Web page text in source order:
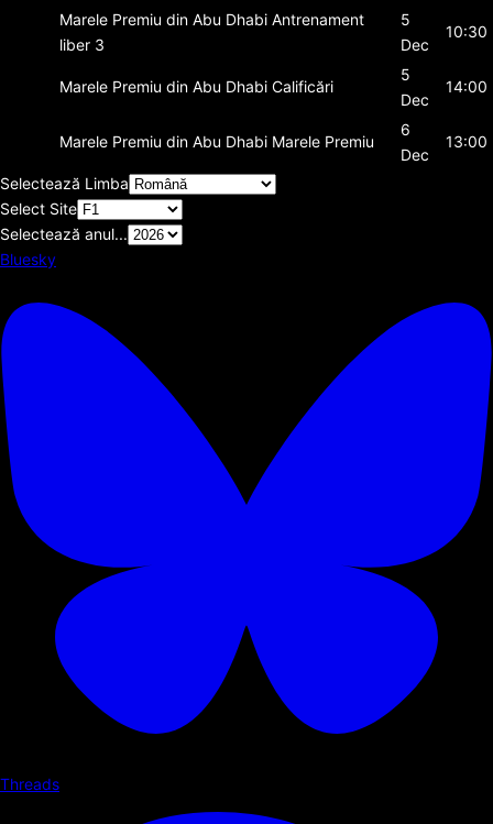
Marele Premiu din Abu Dhabi Antrenament
liber 3
5
Dec
10:30
Marele Premiu din Abu Dhabi Calificări
5
Dec
14:00
Marele Premiu din Abu Dhabi Marele Premiu
6
Dec
13:00
Selectează Limba
Select Site
Selectează anul...
Bluesky
Threads